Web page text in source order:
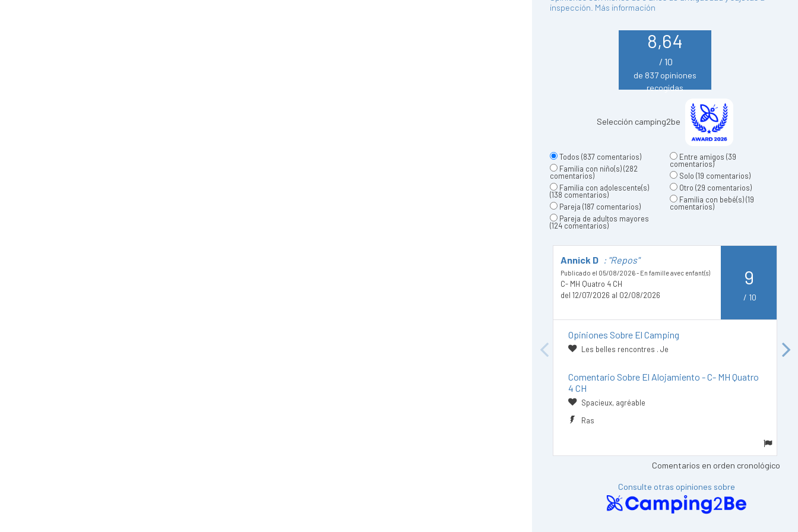
inspección. Más información
8,64
/ 10
de 837 opiniones
recogidas
Selección camping2be
Todos (837 comentarios)
Familia con niño(s)(282
comentarios)
Familia con adolescente(s)
(138 comentarios)
Pareja (187 comentarios)
Pareja de adultos mayores
(124 comentarios)
Entre amigos (39
comentarios)
Solo (19 comentarios)
Otro (29 comentarios)
Familia con bebé(s)(19
comentarios)
Previous
Annick D : "Repos"
Publicado el 05/08/2026 - En famille avec enfant(s)
C- MH Quatro 4 CH
del 12/07/2026 al 02/08/2026
9
/ 10
Opiniones Sobre El Camping
Les belles rencontres . Je
Comentario Sobre El Alojamiento - C- MH Quatro
4 CH
Spacieux, agréable
Ras
Next
Comentarios en orden cronológico
Consulte otras opiniones sobre